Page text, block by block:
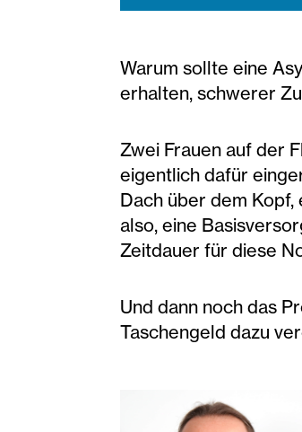
Warum sollte eine
erhalten, schwerer
Zwei Frauen auf der
eigentlich dafür
Dach über dem
also, eine
Zeitdauer für diese
Und dann noch das
Taschengeld dazu